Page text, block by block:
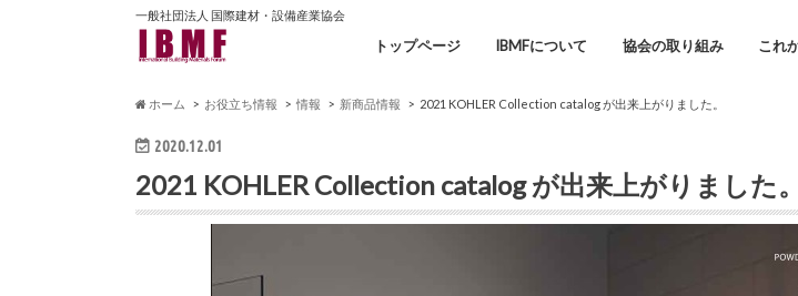
一般社団法人 国際建材・設備産業協会
トップページ IBMFについて 協会の取り組み これ
ホーム お役立ち情報 情報 新商品情報 2021 KOHLER Collection catalog が出来上がりました。
2020.12.01
2021 KOHLER Collection catalog が出来上がりました。